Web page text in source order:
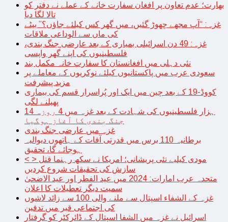
بھارت؛ عدم تعاون پر افغان سفارت خانے کے عملے نے دفتر کو
تالا لگا دیا
غزہ: “آپ مجھے چھوڑ گئیں، میں گھر کس کیلئے جاؤں؟” بیٹے
کی ماں سے الوداعی ملاقات
غزہ: 49 دن اسرائیلی بمباری کے بعد عارضی جنگ بندی،
فلسطینیوں کی اپنے گھر واپسی
نئی دہلی میں افغانستان کا سفارت خانہ مکمل بند
سعودی عرب میں پاکستانیوں کیلئے نوکریوں کے معاملے پر
مزید پیشرفت
کووڈ-19 کے بعد چین میں ایک اور پُراسرار قسم کی بیماری
پھیلنے لگی
14 ہزار فلسطینیوں کی شہادت کے بعد غزہ میں 4 روزہ
جنگ بندی کا آغاز ہوگیا
غزہ میں عارضی جنگ بندی
برطانیہ 110 برس میں قدرتی آفات کے ہاتھوں دیوالیہ
ہوجائے گا، تحقیق
< > مودی کیلیے نئی پریشانی؛ امریکا نے سکھ رہنما قتل
سازش کی تحقیقات شروع کردیں
متحدہ عرب امارات: 2024 میں عید الفطر اور عید الاضحیٰ
سمیت دیگر تعطیلات کا اعلان
غزہ کے الشفاء اسپتال سے ملنے والی 100 سے زائد لاشوں
کی اجتماعی قبر میں تدفین
اسرائیل نے غزہ میں الشفا اسپتال کے ڈائرکٹر کو گرفتار